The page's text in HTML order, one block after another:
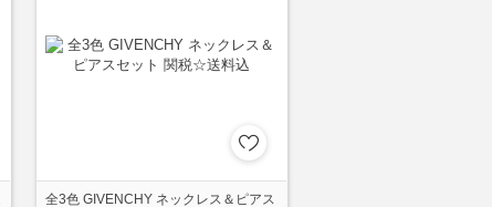
全3色 GIVENCHY ネックレス＆ピアス